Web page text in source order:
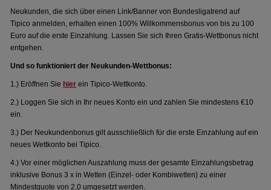
Neukunden, die sich über einen Link/Banner von Bundesligatrend auf
Tipico anmelden, erhalten einen 100% Willkommensbonus von bis zu 100
Euro auf die erste Einzahlung. Lassen Sie sich Ihren Gratis-Wettbonus nicht
entgehen.
Und so funktioniert der Neukunden-Wettbonus:
1.) Eröffnen Sie hier ein Tipico-Wettkonto.
2.) Loggen Sie sich in Ihr neues Konto ein und zahlen Sie mindestens €10
ein.
3.) Der Neukundenbonus gilt ausschließlich für die erste Einzahlung auf ein
neues Wettkonto bei Tipico.
4.) Vor einer möglichen Auszahlung muss der gesamte Einzahlungsbetrag
inklusive Bonus 3 x in Wetten (Einzel- oder Kombiwetten) zu einer
Mindestquote von 2,0 umgesetzt werden.